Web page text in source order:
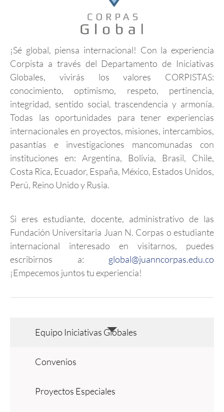
¡Sé global, piensa internacional! Con la experiencia
Corpista a través del Departamento de Iniciativas
Globales, vivirás los valores CORPISTAS:
conocimiento, optimismo, respeto, pertinencia,
integridad, sentido social, trascendencia y armonía.
Todas las oportunidades para tener experiencias
internacionales en proyectos, misiones, intercambios,
pasantías e investigaciones mancomunadas con
instituciones en: Argentina, Bolivia, Brasil, Chile,
Costa Rica, Ecuador, España, México, Estados Unidos,
Perú, Reino Unido y Rusia.
Si eres estudiante, docente, administrativo de las
Fundación Universitaria Juan N. Corpas o estudiante
internacional interesado en visitarnos, puedes
escribirnos a: global@juanncorpas.edu.co
¡Empecemos juntos tu experiencia!
Equipo Iniciativas Globales
Convenios
Proyectos Especiales